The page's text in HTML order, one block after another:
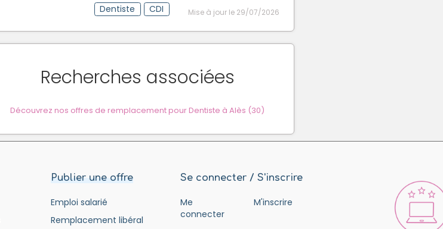
Dentiste
CDI Mise à jour le 29/07/2026
Recherches associées
Découvrez nos offres de remplacement pour Dentiste à Alès (30)
Publier une offre
Emploi salarié
Remplacement libéral
Se connecter / S'inscrire
Me
connecter
M'inscrire